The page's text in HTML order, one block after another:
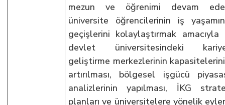
mezun ve öğrenimi devam
üniversite öğrencilerinin iş
geçişlerini kolaylaştırmak amacıyla
devlet üniversitesindeki
geliştirme merkezlerinin
artırılması, bölgesel işgücü
analizlerinin yapılması, İKG
planları ve üniversitelere yönelik